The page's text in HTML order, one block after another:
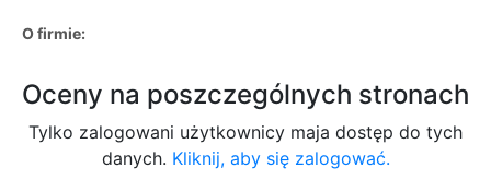
O firmie:
Oceny na poszczególnych stronach
Tylko zalogowani użytkownicy maja dostęp do tych
danych. Kliknij, aby się zalogować.